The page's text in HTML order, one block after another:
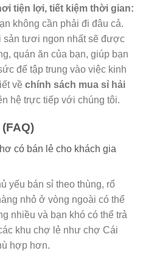
tiện lợi, tiết kiệm thời gian:
không cần phải đi đâu cả.
sản tươi ngon nhất sẽ được
quán ăn của bạn, giúp bạn
để tập trung vào việc kinh
về chính sách mua sỉ hải
hệ trực tiếp với chúng tôi.
có bán lẻ cho khách gia
yếu bán sỉ theo thùng, rổ
nhỏ ở vòng ngoài có thể
nhiều và bạn khó có thể trả
khu chợ lẻ như chợ Cái
hợp hơn.